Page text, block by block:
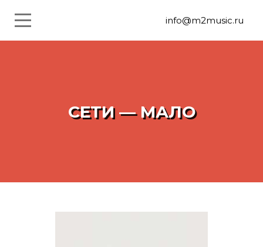
info@m2music.ru
СЕТИ — МАЛО